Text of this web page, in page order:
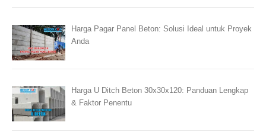
Harga Pagar Panel Beton: Solusi Ideal untuk Proyek
Anda
Harga U Ditch Beton 30x30x120: Panduan Lengkap
& Faktor Penentu